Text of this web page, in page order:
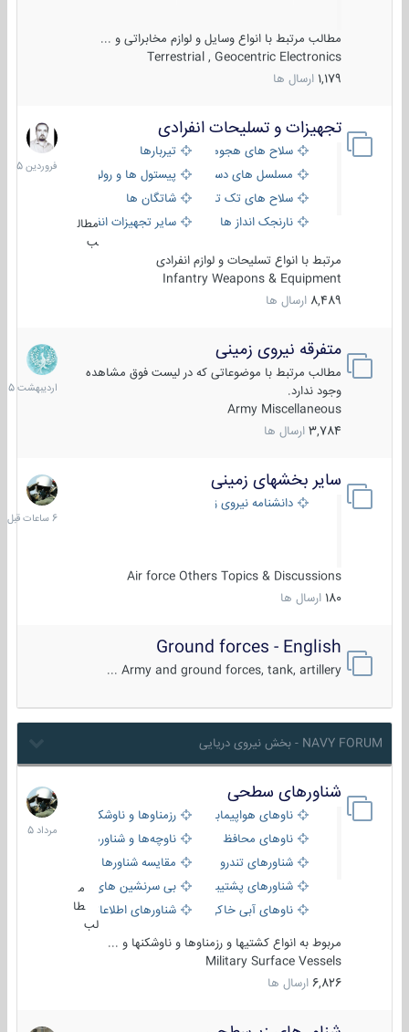
مطالب مرتبط با انواع وسایل و لوازم مخابراتی و ...
Terrestrial , Geocentric Electronics
1,179 ارسال ها
تجهیزات و تسلیحات انفرادی
سلاح های هجومی
تیربارها
مسلسل های دستی
پیستول ها و رولورها
سلاح های تک تیر اندازیشاتگان ها
نارنجک انداز ها
سایر تجهیزات انفرادی
مطال
ب
مرتبط با انواع تسلیحات و لوازم انفرادی
Infantry Weapons & Equipment
8,489 ارسال ها
17
فروردین
1405
متفرقه نیروی زمینی
مطالب مرتبط با موضوعاتی که در لیست فوق مشاهده
وجود ندارد.
Army Miscellaneous
3,784 ارسال ها
27
1405
سایر بخشهای زمینی
دانشنامه نیروی زمینی
Air force Others Topics & Discussions
180 ارسال ها
6
ساعات
قبل
Ground forces - English
Army and ground forces, tank, artillery ...
NAVY FORUM - بخش نیروی دریایی
شناورهای سطحی
ناوهای هواپیمابر و بالگرد بررزمناوها و ناوشکن‌ها
ناوهای محافظ
ناوچه‌ها و شناورهای گشتی
شناورهای تندرو
مقایسه شناورها
شناورهای پشتیبانی
بی سرنشین های دریایی
ناوهای آبی خاکی و نیروبرشناورهای اطلاعاتی و جاسوسی
طا
لب
مربوط به انواع کشتیها و رزمناوها و ناوشکنها و ...
Military Surface Vessels
6,826 ارسال ها
2
مرداد
1405